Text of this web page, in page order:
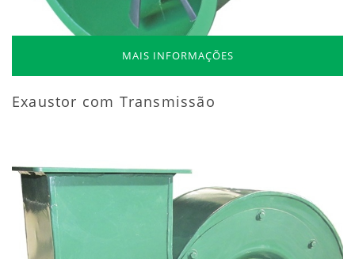
MAIS INFORMAÇÕES
Exaustor com Transmissão